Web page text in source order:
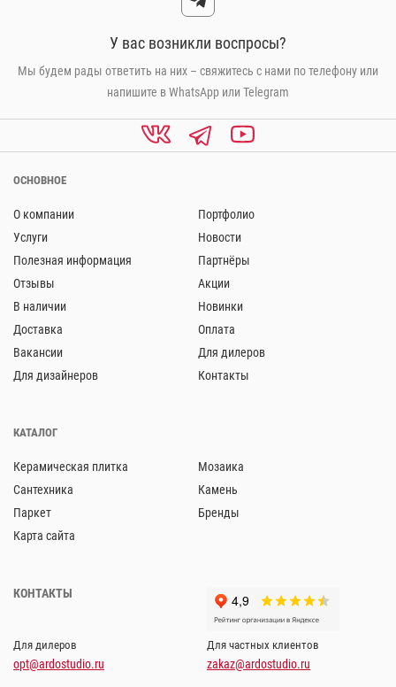
У вас возникли воспросы?
Мы будем рады ответить на них – свяжитесь с нами по телефону или
напишите в WhatsApp или Telegram
ОСНОВНОЕ
О компании
Портфолио
Услуги
Новости
Полезная информация
Партнёры
Отзывы
Акции
В наличии
Новинки
Доставка
Оплата
Вакансии
Для дилеров
Для дизайнеров
Контакты
КАТАЛОГ
Керамическая плитка
Мозаика
Сантехника
Камень
Паркет
Бренды
Карта сайта
КОНТАКТЫ
Для дилеров
opt@ardostudio.ru
Для частных клиентов
zakaz@ardostudio.ru